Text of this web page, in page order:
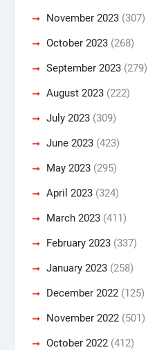
November 2023(307)
October 2023(268)
September 2023(279)
August 2023(222)
July 2023(309)
June 2023(423)
May 2023(295)
April 2023(324)
March 2023(411)
February 2023(337)
January 2023(258)
December 2022(125)
November 2022(501)
October 2022(412)